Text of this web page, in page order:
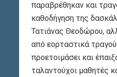
παραβρέθηκαν και
καθοδήγηση της
Τατιάνας Θεοδώρου,
από εορταστικά
προετοιμάσει και
ταλαντούχοι μαθητές